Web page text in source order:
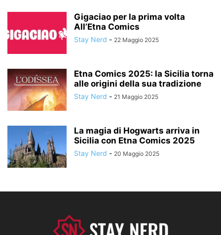
Gigaciao per la prima volta
All’Etna Comics
Stay Nerd - 22 Maggio 2025
Etna Comics 2025: la Sicilia torna
alle origini della sua tradizione
Stay Nerd - 21 Maggio 2025
La magia di Hogwarts arriva in
Sicilia con Etna Comics 2025
Stay Nerd - 20 Maggio 2025